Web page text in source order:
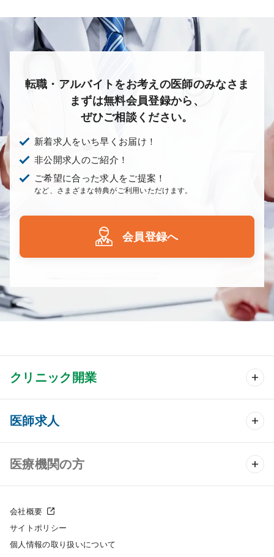
転職・アルバイトをお考えの医師のみなさま
まずは無料会員登録から、
ぜひご相談ください。
新着求人をいち早くお届け！
非公開求人のご紹介！
ご希望に合った求人をご提案！
など、さまざまな特典がご利用いただけます。
会員登録へ
クリニック開業
クリニック開業 TOP
クリニック物件検索
クリニックの開業スタイル
クリニック開業までの流れ
医師求人
医師求人 TOP
常勤求人検索
非常勤求人検索
医療機関の方
採用をお考えの医療機関の方
会社概要
サイトポリシー
個人情報の取り扱いについて